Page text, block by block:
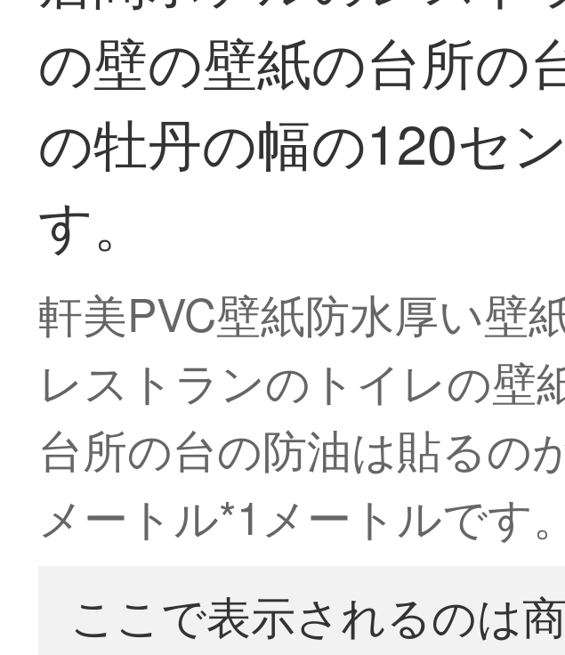
の壁の壁紙の台所の
の牡丹の幅の120セ
す。
軒美PVC壁紙防水厚い壁
レストランのトイレの壁
台所の台の防油は貼るの
メートル*1メートルです。
ここで表示されるのは